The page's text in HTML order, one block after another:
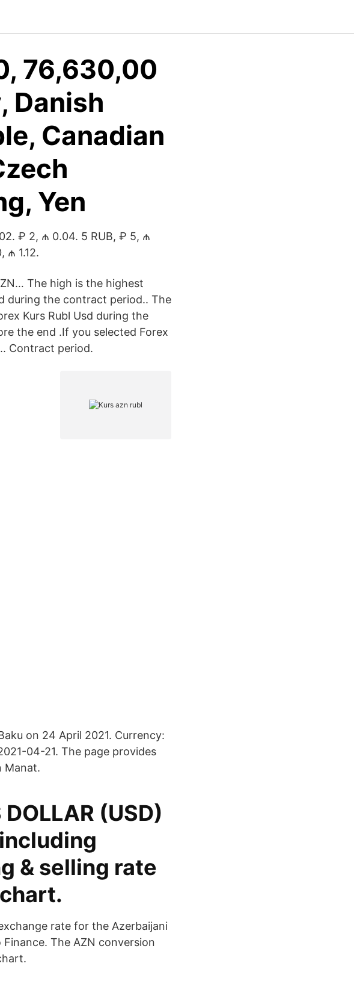
76,630,00
Danish
Canadian
Yen
₽ 2, ₼ 0.04. 5 RUB, ₽ 5, ₼
₼ 1.12.
The high is the highest
during the contract period.. The
Kurs Rubl Usd during the
the end .If you selected Forex
Contract period.
on 24 April 2021. Currency:
04-21. The page provides
Manat.
(USD)
including
& selling rate
rate for the Azerbaijani
The AZN conversion